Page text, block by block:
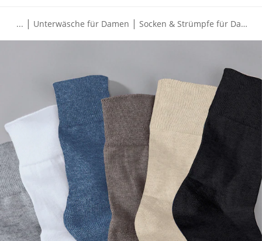
... | Unterwäsche für Damen | Socken & Strümpfe für Damen